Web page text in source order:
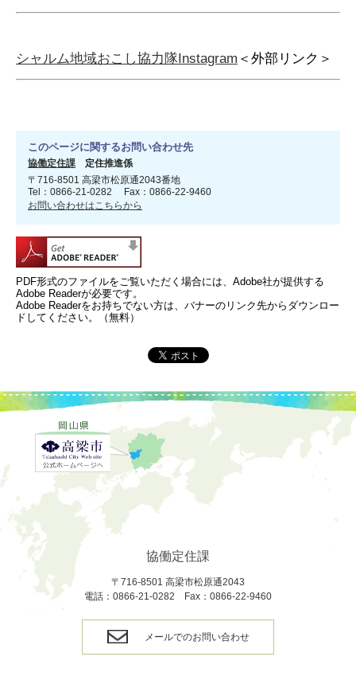
シャルム地域おこし協力隊Instagram ＜外部リンク＞
このページに関するお問い合わせ先
協働定住課 定住推進係
〒716-8501 高梁市松原通2043番地
Tel：0866-21-0282 Fax：0866-22-9460
お問い合わせはこちらから
PDF形式のファイルをご覧いただく場合には、Adobe社が提供する
Adobe Readerが必要です。
Adobe Readerをお持ちでない方は、バナーのリンク先からダウンロー
ドしてください。（無料）
協働定住課
〒716-8501 高梁市松原通2043
電話：0866-21-0282 Fax：0866-22-9460
メールでのお問い合わせ